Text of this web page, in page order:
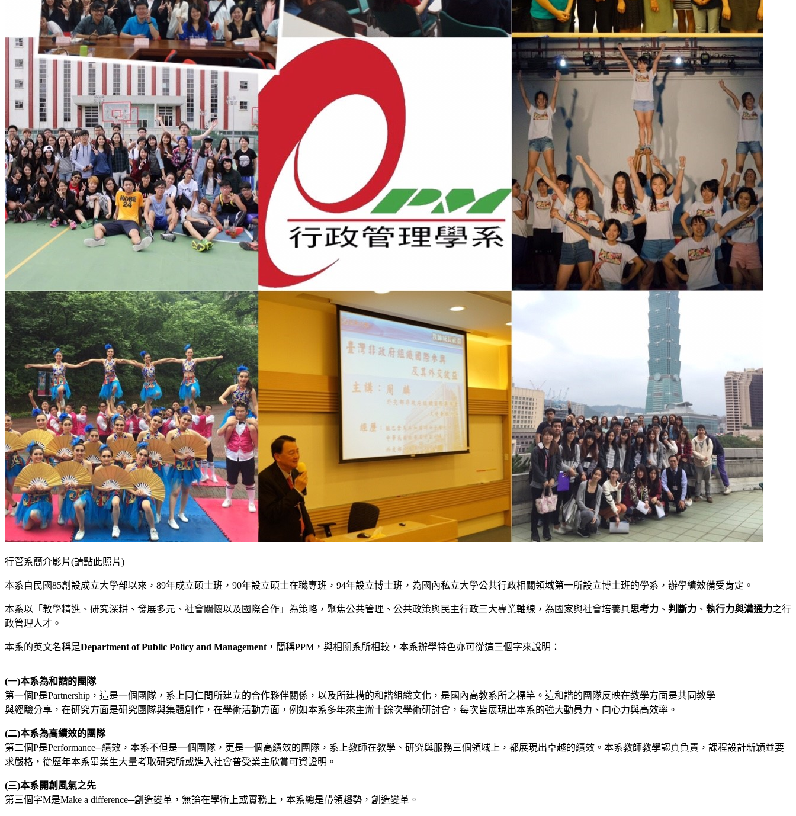
行管系簡介影片(請點此照片)
本系自民國85創設成立大學部以來，89年成立碩士班，90年設立碩士在職專班，94年設立博士班，為國內私立大學公共行政相關領域第一所設立博士班的學系，辦學績效備受肯定。
本系以「教學精進、研究深耕、發展多元、社會關懷以及國際合作」為策略，聚焦公共管理、公共政策與民主行政三大專業軸線，為國家與社會培養具思考力 、 判斷力 、 執行力與溝通力之行
政管理人才。
本系的英文名稱是Department of Public Policy and Management ，簡稱PPM ，與相關系所相較，本系辦學特色亦可從這三個字來說明：
(一)本系為和諧的團隊
第一個P是Partnership，這是一個團隊，系上同仁間所建立的合作夥伴關係，以及所建構的和諧組織文化，是國內高教系所之標竿。這和諧的團隊反映在教學方面是共同教學
與經驗分享，在研究方面是研究團隊與集體創作，在學術活動方面，例如本系多年來主辦十餘次學術研討會，每次皆展現出本系的強大動員力、向心力與高效率。
(二)本系為高績效的團隊
第二個P是Performance─績效，本系不但是一個團隊，更是一個高績效的團隊，系上教師在教學、研究與服務三個領域上，都展現出卓越的績效。本系教師教學認真負責，課程設計新穎並要
求嚴格，從歷年本系畢業生大量考取研究所或進入社會普受業主欣賞可資證明。
(三)本系開創風氣之先
第三個字M是Make a difference─創造變革，無論在學術上或實務上，本系總是帶領趨勢，創造變革。